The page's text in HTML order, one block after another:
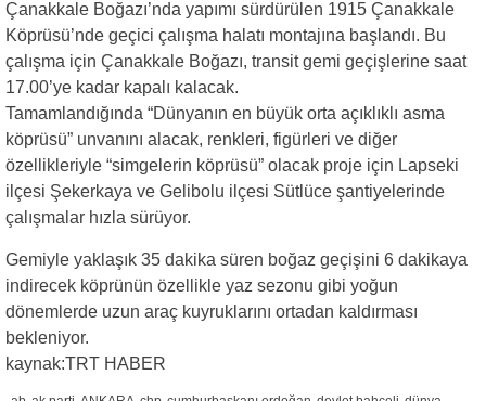
Çanakkale Boğazı’nda yapımı sürdürülen 1915 Çanakkale
Köprüsü’nde geçici çalışma halatı montajına başlandı. Bu
çalışma için Çanakkale Boğazı, transit gemi geçişlerine saat
17.00’ye kadar kapalı kalacak.
Tamamlandığında “Dünyanın en büyük orta açıklıklı asma
köprüsü” unvanını alacak, renkleri, figürleri ve diğer
özellikleriyle “simgelerin köprüsü” olacak proje için Lapseki
ilçesi Şekerkaya ve Gelibolu ilçesi Sütlüce şantiyelerinde
çalışmalar hızla sürüyor.
Gemiyle yaklaşık 35 dakika süren boğaz geçişini 6 dakikaya
indirecek köprünün özellikle yaz sezonu gibi yoğun
dönemlerde uzun araç kuyruklarını ortadan kaldırması
bekleniyor.
kaynak:TRT HABER